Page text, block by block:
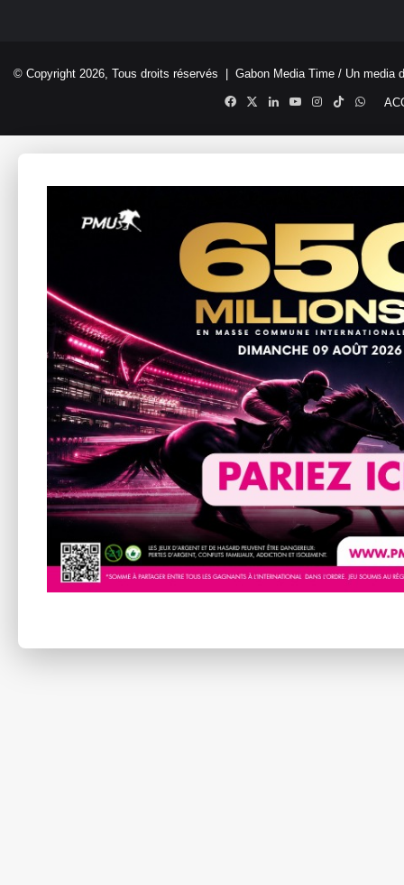
© Copyright 2026, Tous droits réservés | Gabon Media Time / Un media
Facebook
X LinkedinYouTubeInstagram
TikTok